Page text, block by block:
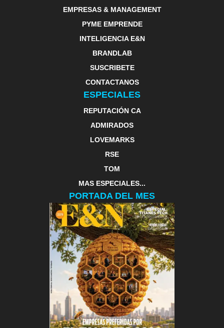
EMPRESAS & MANAGEMENT
PYME EMPRENDE
INTELIGENCIA E&N
BRANDLAB
SUSCRIBETE
CONTACTANOS
ESPECIALES
REPUTACIÓN CA
ADMIRADOS
LOVEMARKS
RSE
TOM
MAS ESPECIALES...
PORTADA DEL MES